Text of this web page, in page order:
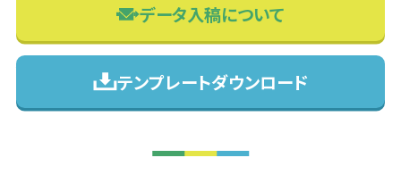
データ入稿について
テンプレートダウンロード